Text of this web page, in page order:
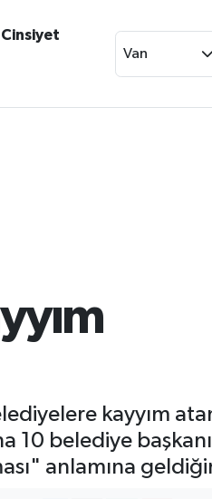
Van
kayyım
10 belediye
anlamına